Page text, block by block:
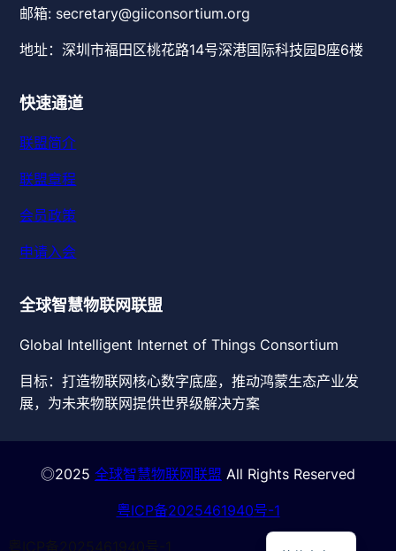
邮箱: secretary@giiconsortium.org
地址：深圳市福田区桃花路14号深港国际科技园B座6楼
快速通道
联盟简介
联盟章程
会员政策
申请入会
全球智慧物联网联盟
Global Intelligent Internet of Things Consortium
目标：打造物联网核心数字底座，推动鸿蒙生态产业发
展，为未来物联网提供世界级解决方案
◎2025 全球智慧物联网联盟 All Rights Reserved
粤ICP备2025461940号-1
粤ICP备2025461940号-1